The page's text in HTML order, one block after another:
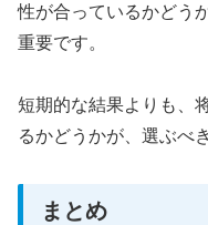
性が合っているかどう
重要です。
短期的な結果よりも、
るかどうかが、選ぶべ
まとめ